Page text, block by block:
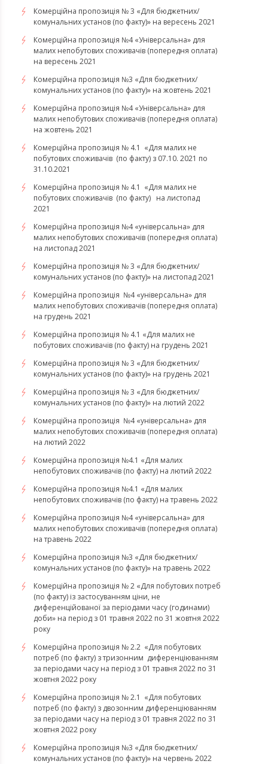
Комерційна пропозиція № 3 «Для бюджетних/
комунальних установ (по факту)» на вересень 2021
Комерційна пропозиція №4 «Універсальна» для
малих непобутових споживачів (попередня оплата)
на вересень 2021
Комерційна пропозиція №3 «Для бюджетних/
комунальних установ (по факту)» на жовтень 2021
Комерційна пропозиція №4 «Універсальна» для
малих непобутових споживачів (попередня оплата)
на жовтень 2021
Комерційна пропозиція № 4.1 «Для малих не
побутових споживачів (по факту) з 07.10. 2021 по
31.10.2021
​​​​​​​Комерційна пропозиція № 4.1 «Для малих не
побутових споживачів (по факту) на листопад
2021
Комерційна пропозиція №4 «універсальна» для
малих непобутових споживачів (попередня оплата)
на листопад 2021
Комерційна пропозиція № 3 «Для бюджетних/
комунальних установ (по факту)» на листопад 2021
Комерційна пропозиція №4 «універсальна» для
малих непобутових споживачів (попередня оплата)
на грудень 2021
Комерційна пропозиція № 4.1 «Для малих не
побутових споживачів (по факту) на грудень 2021
Комерційна пропозиція № 3 «Для бюджетних/
комунальних установ (по факту)» на грудень 2021
​​​​​​Комерційна пропозиція № 3 «Для бюджетних/
комунальних установ (по факту)» на лютий 2022
Комерційна пропозиція №4 «універсальна» для
малих непобутових споживачів (попередня оплата)
на лютий 2022
​​​​​​​Комерційна пропозиція №4.1 «Для малих
непобутових споживачів (по факту) на лютий 2022
Комерційна пропозиція №4.1 «Для малих
непобутових споживачів (по факту) на травень 2022
Комерційна пропозиція №4 «універсальна» для
малих непобутових споживачів (попередня оплата)
на травень 2022
Комерційна пропозиція №3 «Для бюджетних/
комунальних установ (по факту)» на травень 2022
Комерційна пропозиція № 2 «Для побутових потреб
(по факту) із застосуванням ціни, не
диференційованої за періодами часу (годинами)
доби» на період з 01 травня 2022 по 31 жовтня 2022
року
Комерційна пропозиція № 2.2 «Для побутових
потреб (по факту) з тризонним диференціюванням
за періодами часу на період з 01 травня 2022 по 31
жовтня 2022 року
Комерційна пропозиція № 2.1 «Для побутових
потреб (по факту) з двозонним диференціюванням
за періодами часу на період з 01 травня 2022 по 31
жовтня 2022 року
Комерційна пропозиція №3 «Для бюджетних/
комунальних установ (по факту)» на червень 2022